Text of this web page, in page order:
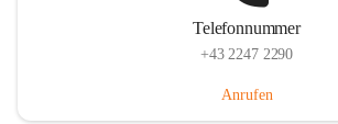
Telefonnummer
+43 2247 2290
Anrufen